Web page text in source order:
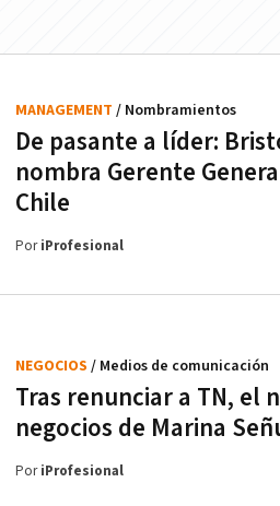
De pasante a líder:
nombra Gerente
Chile
MANAGEMENT / Nombramientos
PoriProfesional
Tras renunciar a TN, el
negocios de Marina
NEGOCIOS / Medios de comunicación
PoriProfesional